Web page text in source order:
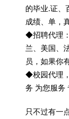
的毕业.证、
成绩、单，
◆招聘代理
兰、美国、
员，如果你
◆校园代理
务 为您服务
只不过有一